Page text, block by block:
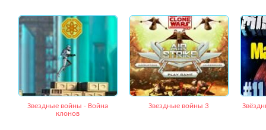
Звездные войны - Война
клонов
Звездные войны 3